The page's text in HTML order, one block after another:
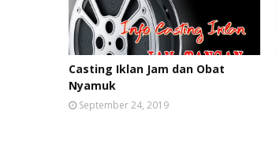
Casting Iklan Jam dan Obat
Nyamuk
September 24, 2019